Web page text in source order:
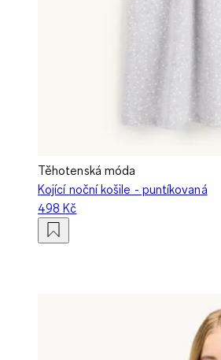
Těhotenská móda
Kojící noční košile - puntíkovaná
498 Kč